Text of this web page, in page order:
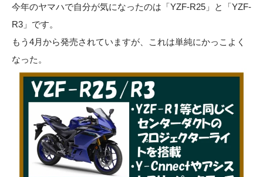
今年のヤマハで自分が気になったのは「YZF-R25」と「YZF-
R3」です。
もう4月から発売されていますが、これは単純にかっこよく
なった。